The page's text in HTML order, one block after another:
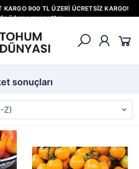
900 TL ÜZERİ ÜCRETSİZ KARGO!
ödeme mevcuttur.
sonuçları